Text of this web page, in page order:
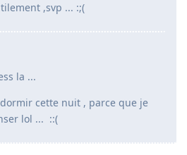
,svp ... :;(
la ...
cette nuit , parce que je
lol ... ::(